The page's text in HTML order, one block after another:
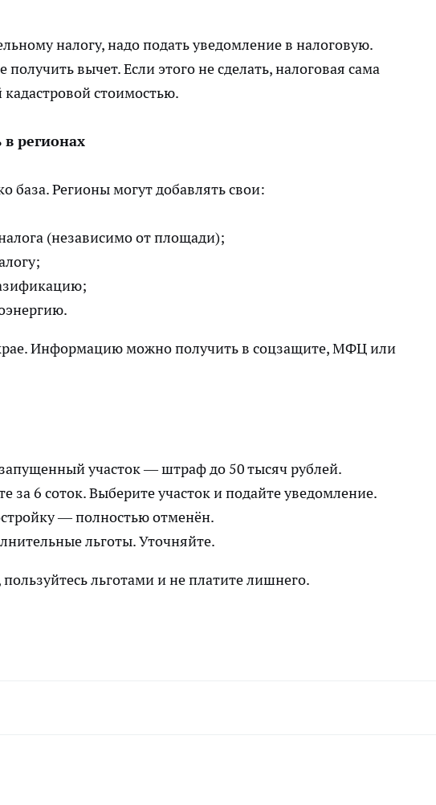
налогу, надо подать уведомление в налоговую.
получить вычет. Если этого не сделать, налоговая сама
стоимостью.
регионах
база. Регионы могут добавлять свои:
(независимо от площади);
Информацию можно получить в соцзащите, МФЦ или
участок — штраф до 50 тысяч рублей.
за 6 соток. Выберите участок и подайте уведомление.
— полностью отменён.
льготы. Уточняйте.
льготами и не платите лишнего.